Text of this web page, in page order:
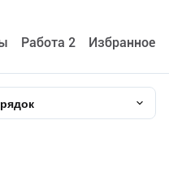
Работа 2 Избранное